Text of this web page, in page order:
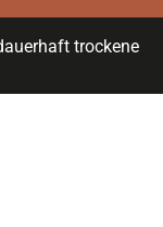
trockene